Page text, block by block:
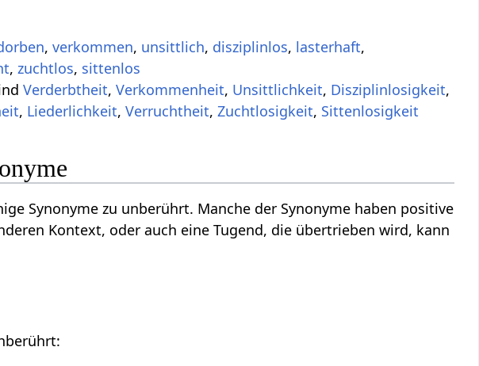
,verkommen, unsittlich, disziplinlos, lasterhaft,
, zuchtlos, sittenlos
Verderbtheit,Verkommenheit, Unsittlichkeit, Disziplinlosigkeit,
, Liederlichkeit,Verruchtheit,Zuchtlosigkeit, Sittenlosigkeit
Synonyme zu unberührt. Manche der Synonyme haben positive
Kontext, oder auch eine Tugend, die übertrieben wird, kann